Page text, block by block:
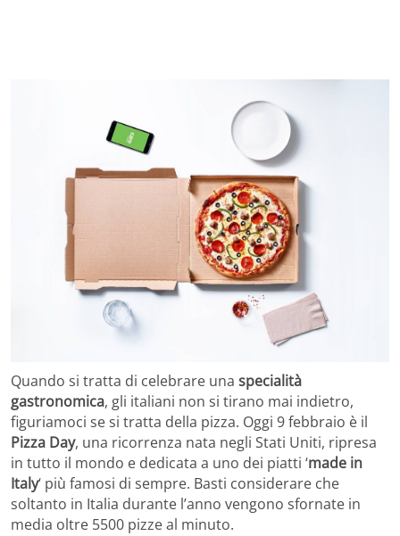
Quando si tratta di celebrare una specialità
gastronomica, gli italiani non si tirano mai indietro,
figuriamoci se si tratta della pizza. Oggi 9 febbraio è il
Pizza Day, una ricorrenza nata negli Stati Uniti, ripresa
in tutto il mondo e dedicata a uno dei piatti ‘made in
Italy‘ più famosi di sempre. Basti considerare che
soltanto in Italia durante l’anno vengono sfornate in
media oltre 5500 pizze al minuto.